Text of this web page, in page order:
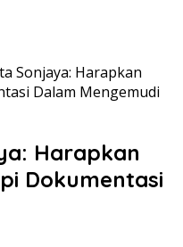
Sonjaya: Harapkan
Dalam Mengemudi
Harapkan
Dokumentasi